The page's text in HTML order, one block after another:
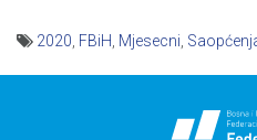
2020 FBiH Mjesecni